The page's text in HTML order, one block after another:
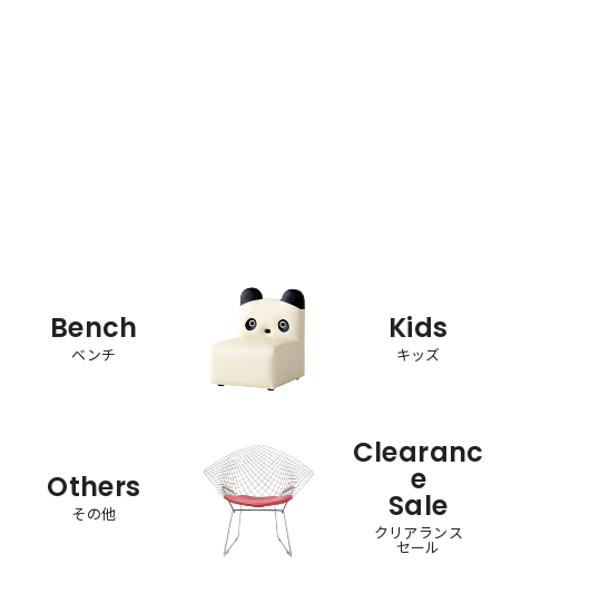
Bench
ベンチ
Kids
キッズ
Others
その他
Clearanc
e
Sale
クリアランス
セール